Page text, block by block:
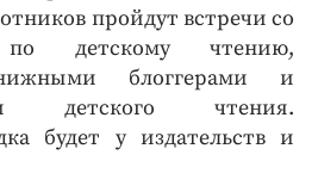
пройдут встречи со
по детскому чтению,
блоггерами и
детского чтения.
будет у издательств и